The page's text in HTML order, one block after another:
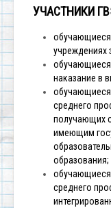
УЧАСТНИКИ
обучающиеся
учреждениях
наказание в
среднего
получающих
имеющим
образования;
среднего